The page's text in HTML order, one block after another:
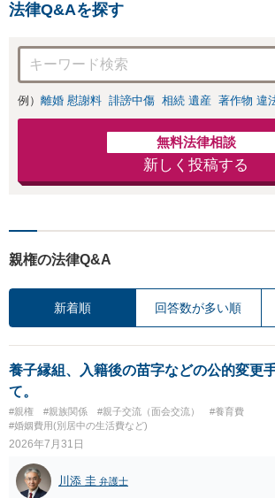
法律Q&Aを探す
例） 離婚 慰謝料 誹謗中傷 相続 遺産 著作物 違
無料法律相談
新しく投稿する
親権の法律Q&A
新着順 回答数が多い順
養子縁組、入籍後の苗字などの公的変更
て。
#親権 #親族関係 #親子交流（面会交流）
#養育費
#婚姻費用(別居中の生活費など)
2026年7月31日
川添 圭 弁護士